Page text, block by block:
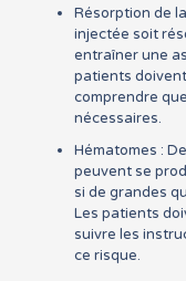
Résorption de
injectée soit
entraîner une
patients
comprendre
nécessaires.
Hématomes :
peuvent se
si de grandes
Les patients
suivre les
ce risque.